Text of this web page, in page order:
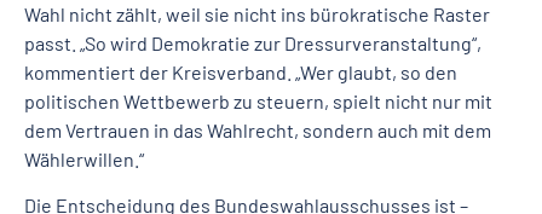
Wahl nicht zählt, weil sie nicht ins bürokratische Raster
passt. „So wird Demokratie zur Dressurveranstaltung“,
kommentiert der Kreisverband. „Wer glaubt, so den
politischen Wettbewerb zu steuern, spielt nicht nur mit
dem Vertrauen in das Wahlrecht, sondern auch mit dem
Wählerwillen.“
Die Entscheidung des Bundeswahlausschusses ist –